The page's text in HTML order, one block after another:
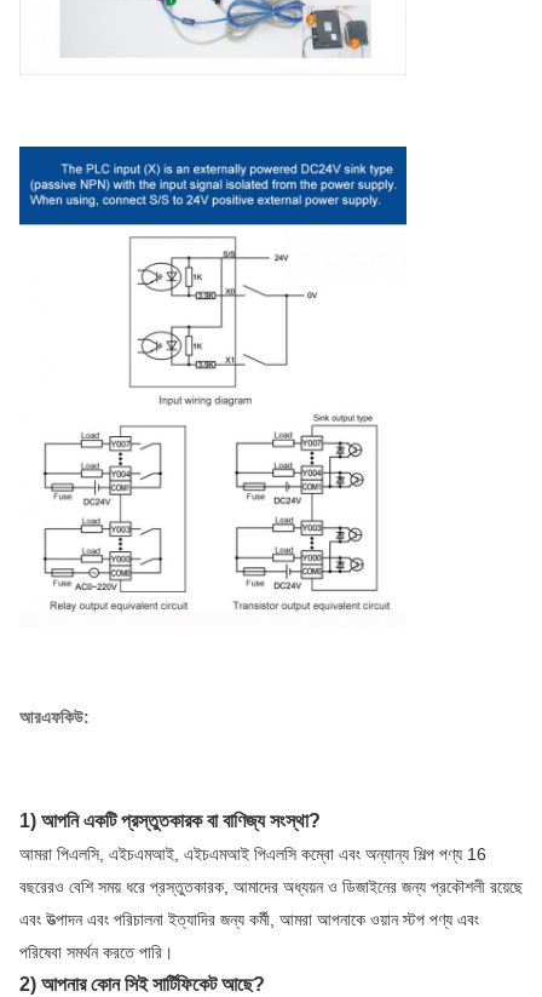
আরএফকিউ:
1) আপনি একটি প্রস্তুতকারক বা বাণিজ্য সংস্থা?
আমরা পিএলসি, এইচএমআই, এইচএমআই পিএলসি কম্বো এবং অন্যান্য শিল্প পণ্য 16
বছরেরও বেশি সময় ধরে প্রস্তুতকারক, আমাদের অধ্যয়ন ও ডিজাইনের জন্য প্রকৌশলী রয়েছে
এবং উত্পাদন এবং পরিচালনা ইত্যাদির জন্য কর্মী, আমরা আপনাকে ওয়ান স্টপ পণ্য এবং
পরিষেবা সমর্থন করতে পারি।
2) আপনার কোন সিই সার্টিফিকেট আছে?